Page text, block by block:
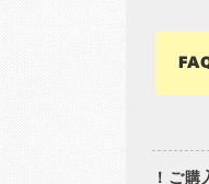
！ご